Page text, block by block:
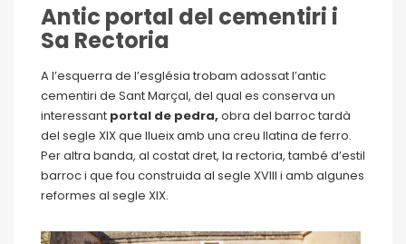
Antic portal del cementiri i
Sa Rectoria
A l’esquerra de l’església trobam adossat l’antic
cementiri de Sant Marçal, del qual es conserva un
interessant portal de pedra, obra del barroc tardà
del segle XIX que llueix amb una creu llatina de ferro.
Per altra banda, al costat dret, la rectoria, també d’estil
barroc i que fou construida al segle XVIII i amb algunes
reformes al segle XIX.